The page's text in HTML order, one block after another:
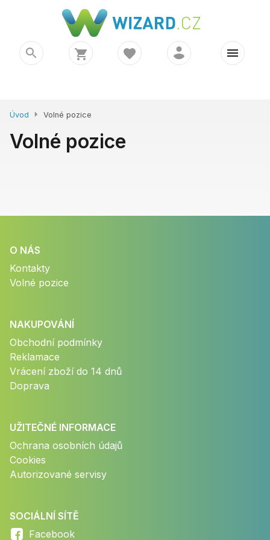
Úvod Volné pozice
Volné pozice
O NÁS
Kontakty
Volné pozice
NAKUPOVÁNÍ
Obchodní podmínky
Reklamace
Vrácení zboží do 14 dnů
Doprava
UŽITEČNÉ INFORMACE
Ochrana osobních údajů
Cookies
Autorizované servisy
SOCIÁLNÍ SÍTĚ
Facebook